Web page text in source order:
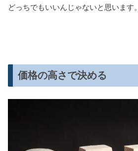
どっちでもいいんじゃないと思います。
価格の高さで決める